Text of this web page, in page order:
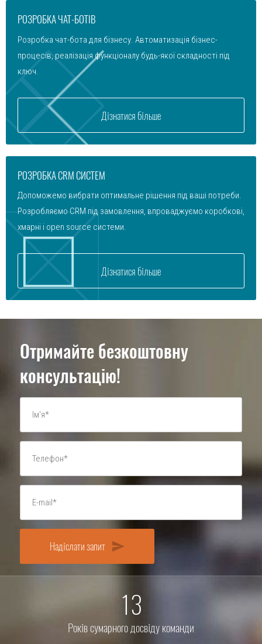
РОЗРОБКА ЧАТ-БОТІВ
Розробка чат-бота для бізнесу. Автоматизація бізнес-
процесів, реалізація функціоналу будь-якої складності під
ключ.
Дізнатися більше
РОЗРОБКА CRM СИСТЕМ
Допоможемо вибрати оптимальне рішення під ваші потреби.
Розробляємо CRM під замовлення, впроваджуємо коробкові,
хмарні і open source системи.
Дізнатися більше
Отримайте безкоштовну
консультацію!
Надіслати запит send
13
Років сумарного досвіду команди